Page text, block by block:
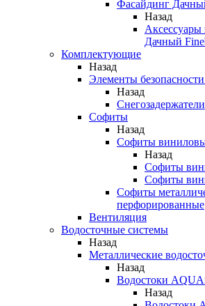
Фасайдинг
Назад
Аксессуары
Дачный
Комплектующие
Назад
Элементы
Назад
Снегозадержатели
Софиты
Назад
Софиты
Назад
Софиты
Софиты
Софиты
перфорированные
Вентиляция
Водосточные системы
Назад
Металлические
Назад
Водостоки
Назад